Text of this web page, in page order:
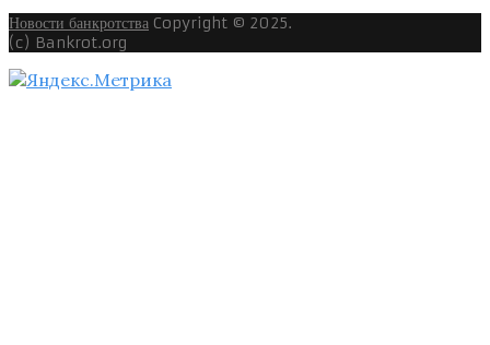
Новости банкротства Copyright © 2025.
(c) Bankrot.org